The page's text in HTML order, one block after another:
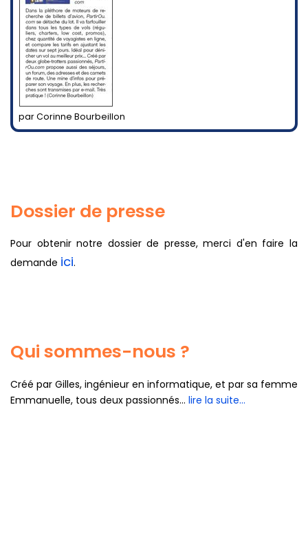
par Corinne Bourbeillon
Dossier de presse
Pour obtenir notre dossier de presse, merci d'en faire la
demande ici.
Qui sommes-nous ?
Créé par Gilles, ingénieur en informatique, et par sa femme
Emmanuelle, tous deux passionnés... lire la suite...